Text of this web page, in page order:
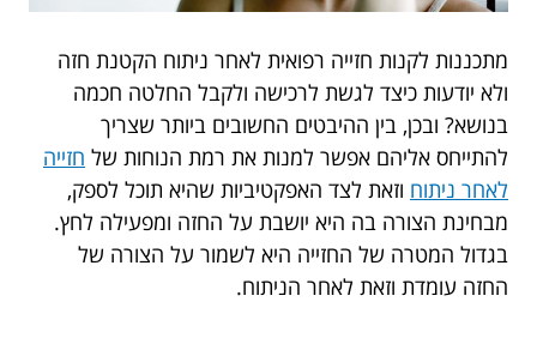
מתכננות לקנות חזייה רפואית לאחר ניתוח הקטנת חזה
ולא יודעות כיצד לגשת לרכישה ולקבל החלטה חכמה
בנושא? ובכן, בין ההיבטים החשובים ביותר שצריך
להתייחס אליהם אפשר למנות את רמת הנוחות של חזייה
לאחר ניתוח וזאת לצד האפקטיביות שהיא תוכל לספק,
מבחינת הצורה בה היא יושבת על החזה ומפעילה לחץ.
בגדול המטרה של החזייה היא לשמור על הצורה של
החזה עומדת וזאת לאחר הניתוח.